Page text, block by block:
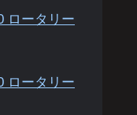
ロータリー
ロータリー